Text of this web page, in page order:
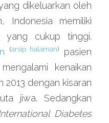
dikeluarkan oleh
Indonesia memiliki
(arsip halaman)
pasien
kenaikan
2013 dengan kisaran
jiwa. Sedangkan
Diabetes